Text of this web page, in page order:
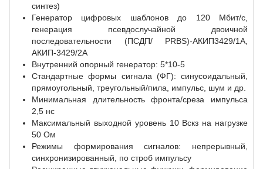
синтез)
Генератор цифровых шаблонов до 120 Мбит/с,
генерация псевдослучайной двоичной
последовательности (ПСДП/ PRBS)-АКИП3429/1А,
АКИП-3429/2А
Внутренний опорный генератор: 5*10-5
Стандартные формы сигнала (ФГ): синусоидальный,
прямоугольный, треугольный/пила, импульс, шум и др.
Минимальная длительность фронта/среза импульса
2,5 нс
Максимальный выходной уровень 10 Вскз на нагрузке
50 Ом
Режимы формирования сигналов: непрерывный,
синхронизированный, по строб импульсу